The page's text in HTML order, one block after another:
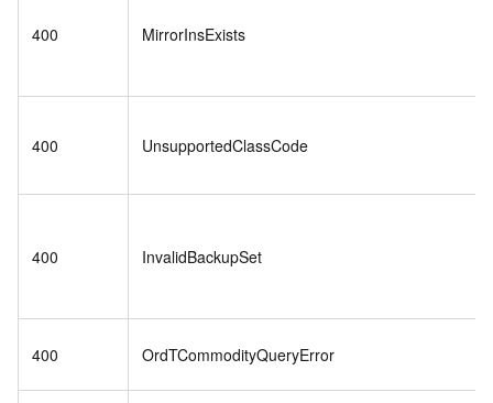
400 MirrorInsExists
400 UnsupportedClassCode
400 InvalidBackupSet
400 OrdTCommodityQueryError